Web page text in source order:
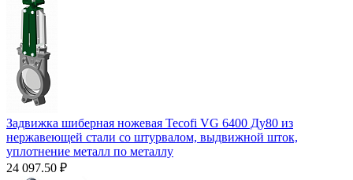
Задвижка шиберная ножевая Tecofi VG 6400 Ду80 из
нержавеющей стали со штурвалом, выдвижной шток,
уплотнение металл по металлу
24 097.50 ₽